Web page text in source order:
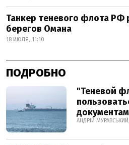
Танкер теневого флота РФ
берегов Омана
18 ИЮЛЯ, 11:10
ПОДРОБНО
"Теневой
АНДРІЙ